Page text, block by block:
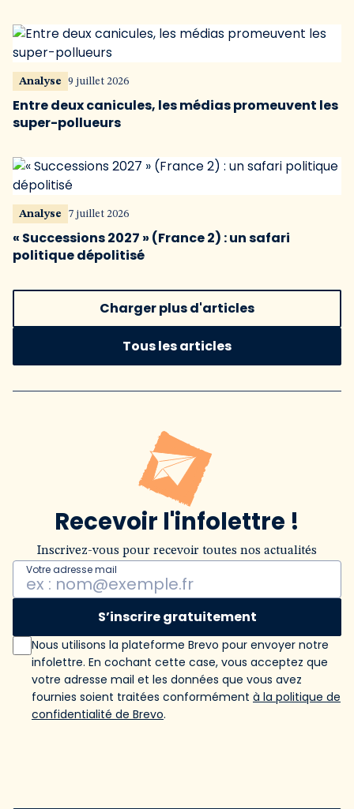
Analyse 9 juillet 2026
Entre deux canicules, les médias promeuvent les
super-pollueurs
Analyse 7 juillet 2026
« Successions 2027 » (France 2) : un safari
politique dépolitisé
Charger plus d'articles
Tous les articles
Recevoir l'infolettre !
Inscrivez-vous pour recevoir toutes nos actualités
Votre adresse mail
S’inscrire gratuitement
Nous utilisons la plateforme Brevo pour envoyer notre
infolettre. En cochant cette case, vous acceptez que
votre adresse mail et les données que vous avez
fournies soient traitées conformément à la politique de
confidentialité de Brevo.